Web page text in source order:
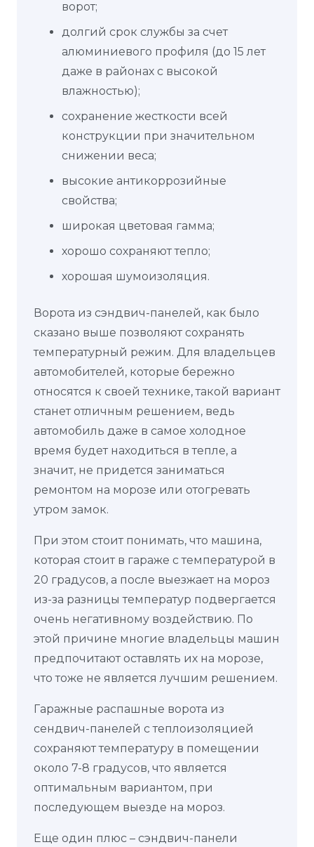
ворот;
долгий срок службы за счет
алюминиевого профиля (до 15 лет
даже в районах с высокой
влажностью);
сохранение жесткости всей
конструкции при значительном
снижении веса;
высокие антикоррозийные
свойства;
широкая цветовая гамма;
хорошо сохраняют тепло;
хорошая шумоизоляция.
Ворота из сэндвич-панелей, как было
сказано выше позволяют сохранять
температурный режим. Для владельцев
автомобителей, которые бережно
относятся к своей технике, такой вариант
станет отличным решением, ведь
автомобиль даже в самое холодное
время будет находиться в тепле, а
значит, не придется заниматься
ремонтом на морозе или отогревать
утром замок.
При этом стоит понимать, что машина,
которая стоит в гараже с температурой в
20 градусов, а после выезжает на мороз
из-за разницы температур подвергается
очень негативному воздействию. По
этой причине многие владельцы машин
предпочитают оставлять их на морозе,
что тоже не является лучшим решением.
Гаражные распашные ворота из
сендвич-панелей с теплоизоляцией
сохраняют температуру в помещении
около 7-8 градусов, что является
оптимальным вариантом, при
последующем выезде на мороз.
Еще один плюс – сэндвич-панели